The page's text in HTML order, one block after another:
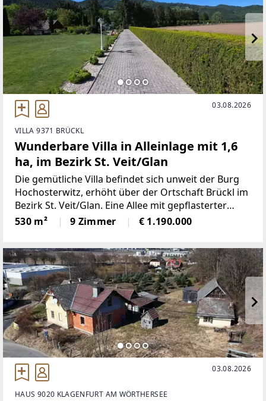
03.08.2026
VILLA 9371 BRÜCKL
Wunderbare Villa in Alleinlage mit 1,6
ha, im Bezirk St. Veit/Glan
Die gemütliche Villa befindet sich unweit der Burg
Hochosterwitz, erhöht über der Ortschaft Brückl im
Bezirk St. Veit/Glan. Eine Allee mit gepflasterter
Zufahrt führt zur eingefriedeten Liegenschaft. Das
großzügig angelegte Wohnhaus mit gesamt ca. 530
530 m² 9 Zimmer € 1.190.000
03.08.2026
HAUS 9020 KLAGENFURT AM WÖRTHERSEE